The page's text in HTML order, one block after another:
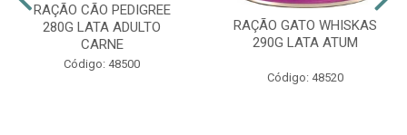
RAÇÃO CÃO PEDIGREE
280G LATA ADULTO
CARNE
Código: 48500
RAÇÃO GATO WHISKAS
290G LATA ATUM
Código: 48520